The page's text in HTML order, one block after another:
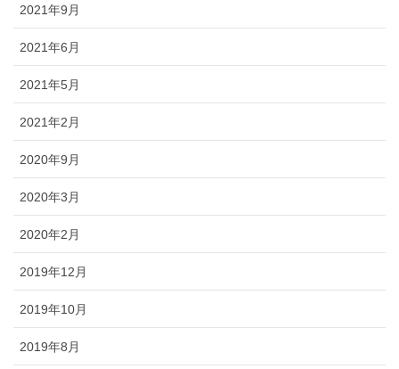
2021年9月
2021年6月
2021年5月
2021年2月
2020年9月
2020年3月
2020年2月
2019年12月
2019年10月
2019年8月